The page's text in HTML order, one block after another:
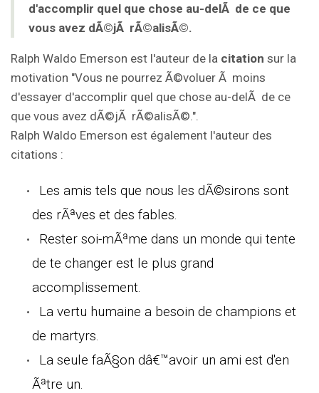
d'accomplir quel que chose au-delÃ de ce que
vous avez dÃ©jÃ rÃ©alisÃ©.
Ralph Waldo Emerson est l'auteur de la citation sur la
motivation "Vous ne pourrez Ã©voluer Ã moins
d'essayer d'accomplir quel que chose au-delÃ de ce
que vous avez dÃ©jÃ rÃ©alisÃ©.".
Ralph Waldo Emerson est également l'auteur des
citations :
Les amis tels que nous les dÃ©sirons sont
des rÃªves et des fables.
Rester soi-mÃªme dans un monde qui tente
de te changer est le plus grand
accomplissement.
La vertu humaine a besoin de champions et
de martyrs.
La seule faÃ§on dâ€™avoir un ami est d'en
Ãªtre un.